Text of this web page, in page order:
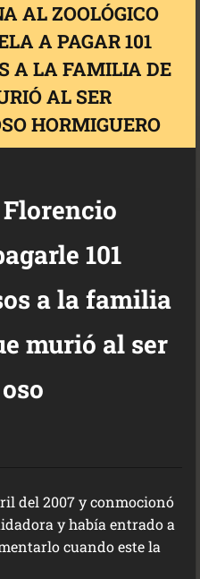
AL ZOOLÓGICO
A PAGAR 101
A LA FAMILIA DE
AL SER
HORMIGUERO
101
a la familia
murió al ser
del 2007 y conmocionó
y había entrado a
cuando este la